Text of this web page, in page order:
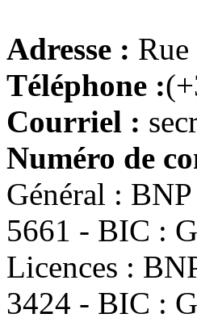
Adresse :
Téléphone :
Courriel :
Numéro de
Général :
5661 - BIC :
Licences :
3424 - BIC :